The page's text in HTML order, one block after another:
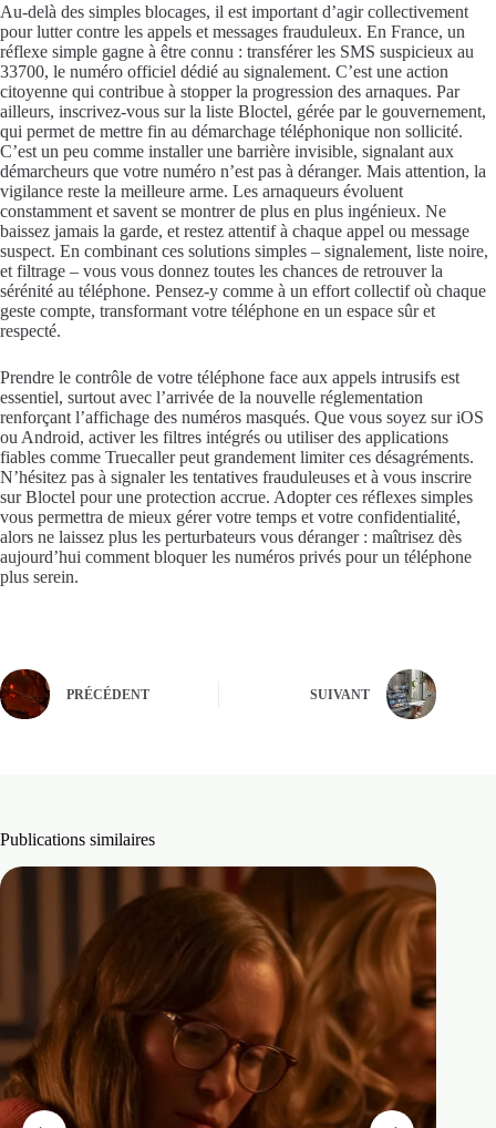
Au-delà des simples blocages, il est important d’agir collectivement
pour lutter contre les appels et messages frauduleux. En France, un
réflexe simple gagne à être connu : transférer les SMS suspicieux au
33700, le numéro officiel dédié au signalement. C’est une action
citoyenne qui contribue à stopper la progression des arnaques. Par
ailleurs, inscrivez-vous sur la liste Bloctel, gérée par le gouvernement,
qui permet de mettre fin au démarchage téléphonique non sollicité.
C’est un peu comme installer une barrière invisible, signalant aux
démarcheurs que votre numéro n’est pas à déranger. Mais attention, la
vigilance reste la meilleure arme. Les arnaqueurs évoluent
constamment et savent se montrer de plus en plus ingénieux. Ne
baissez jamais la garde, et restez attentif à chaque appel ou message
suspect. En combinant ces solutions simples – signalement, liste noire,
et filtrage – vous vous donnez toutes les chances de retrouver la
sérénité au téléphone. Pensez-y comme à un effort collectif où chaque
geste compte, transformant votre téléphone en un espace sûr et
respecté.
Prendre le contrôle de votre téléphone face aux appels intrusifs est
essentiel, surtout avec l’arrivée de la nouvelle réglementation
renforçant l’affichage des numéros masqués. Que vous soyez sur iOS
ou Android, activer les filtres intégrés ou utiliser des applications
fiables comme Truecaller peut grandement limiter ces désagréments.
N’hésitez pas à signaler les tentatives frauduleuses et à vous inscrire
sur Bloctel pour une protection accrue. Adopter ces réflexes simples
vous permettra de mieux gérer votre temps et votre confidentialité,
alors ne laissez plus les perturbateurs vous déranger : maîtrisez dès
aujourd’hui comment bloquer les numéros privés pour un téléphone
plus serein.
PRÉCÉDENT SUIVANT
Publications similaires